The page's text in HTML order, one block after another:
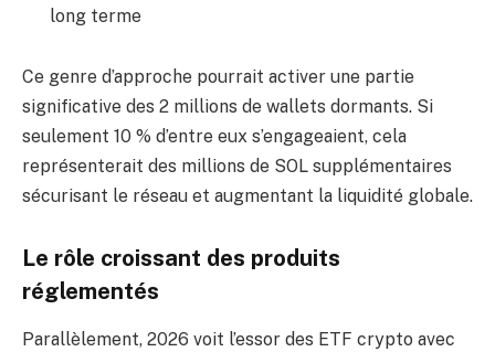
long terme
Ce genre d’approche pourrait activer une partie
significative des 2 millions de wallets dormants. Si
seulement 10 % d’entre eux s’engageaient, cela
représenterait des millions de SOL supplémentaires
sécurisant le réseau et augmentant la liquidité globale.
Le rôle croissant des produits
réglementés
Parallèlement, 2026 voit l’essor des ETF crypto avec